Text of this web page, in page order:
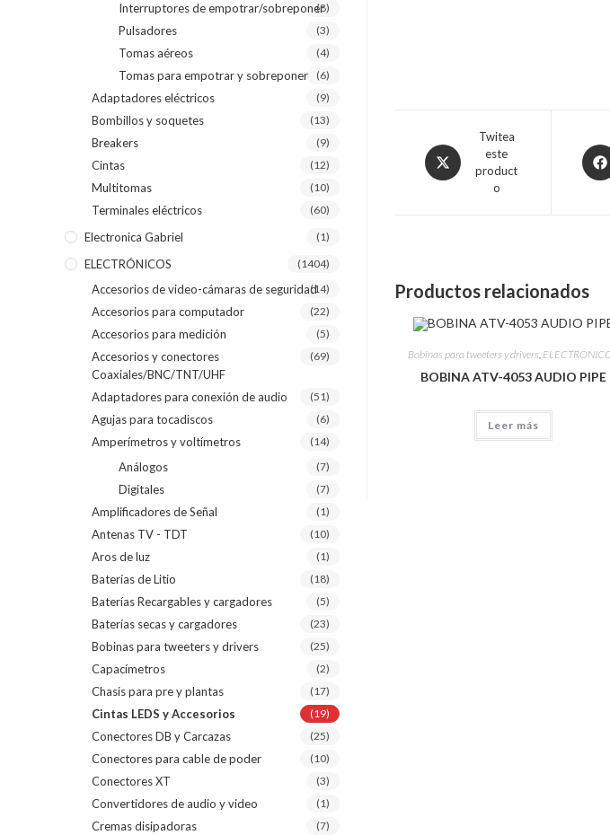
Twitea
este
product
o
Productos relacionados
Bobinas para tweeters y drivers,
BOBINA ATV-4053 AUDIO PIPE
Leer más
Interruptores de empotrar/sobreponer(8)
Pulsadores (3)
Tomas aéreos (4)
Tomas para empotrar y sobreponer (6)
Adaptadores eléctricos (9)
Bombillos y soquetes (13)
Breakers (9)
Cintas (12)
Multitomas (10)
Terminales eléctricos (60)
Electronica Gabriel (1)
ELECTRÓNICOS (1404)
Accesorios de video-cámaras de seguridad(14)
Accesorios para computador (22)
Accesorios para medición (5)
Accesorios y conectores
Coaxiales/BNC/TNT/UHF
(69)
Adaptadores para conexión de audio (51)
Agujas para tocadiscos (6)
Amperímetros y voltímetros (14)
Análogos (7)
Digitales (7)
Amplificadores de Señal (1)
Antenas TV - TDT (10)
Aros de luz (1)
Baterías de Litio (18)
Baterías Recargables y cargadores (5)
Baterías secas y cargadores (23)
Bobinas para tweeters y drivers (25)
Capacímetros (2)
Chasis para pre y plantas (17)
Cintas LEDS y Accesorios (19)
Conectores DB y Carcazas (25)
Conectores para cable de poder (10)
Conectores XT (3)
Convertidores de audio y video (1)
Cremas disipadoras (7)